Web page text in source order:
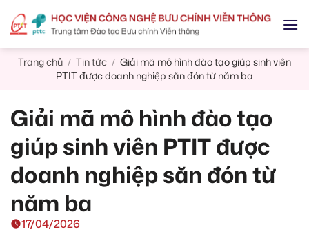
Trang chủ / Tin tức / Giải mã mô hình đào tạo giúp sinh viên
PTIT được doanh nghiệp săn đón từ năm ba
17/04/2026
Giải mã mô hình đào tạo
giúp sinh viên PTIT được
doanh nghiệp săn đón từ
năm ba